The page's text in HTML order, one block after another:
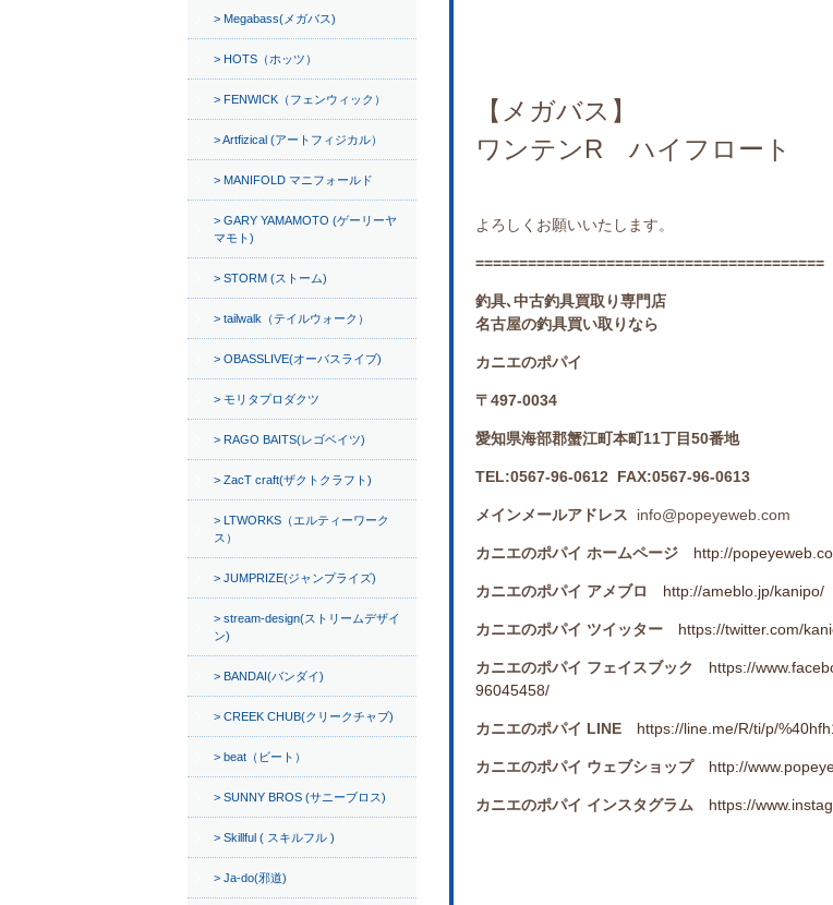
【メガバス】
ワンテンR ハイフロート
よろしくお願いいたします。
========================================
釣具､中古釣具買取り専門店
名古屋の釣具買い取りなら
カニエのポパイ
〒497-0034
愛知県海部郡蟹江町本町11丁目50番地
TEL:0567-96-0612 FAX:0567-96-0613
メインメールアドレス info@popeyeweb.com
カニエのポパイ ホームページ http://
カニエのポパイ アメブロ http://ameblo.jp/kanipo/
カニエのポパイ ツイッター https://twitter.com/
カニエのポパイ フェイスブック
https://
96045458/
カニエのポパイ LINE https://line.me/R/ti/p/
カニエのポパイ ウェブショップ http://
カニエのポパイ インスタグラム https://
Megabass(メガバス)
HOTS（ホッツ）
FENWICK（フェンウィック）
Artfizical (アートフィジカル）
MANIFOLD マニフォールド
GARY YAMAMOTO (ゲーリーヤ
マモト)
STORM (ストーム)
tailwalk（テイルウォーク）
OBASSLIVE(オーバスライブ)
モリタプロダクツ
RAGO BAITS(レゴベイツ)
ZacT craft(ザクトクラフト)
LTWORKS（エルティーワーク
ス）
JUMPRIZE(ジャンプライズ)
stream-design(ストリームデザイ
ン)
BANDAI(バンダイ)
CREEK CHUB(クリークチャブ)
beat（ビート）
SUNNY BROS (サニーブロス)
Skillful ( スキルフル )
Ja-do(邪道)